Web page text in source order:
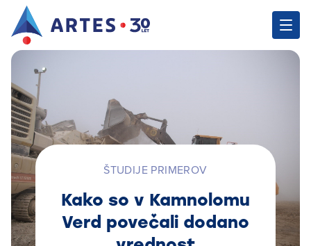
ŠTUDIJE PRIMEROV
Kako so v Kamnolomu
Verd povečali dodano